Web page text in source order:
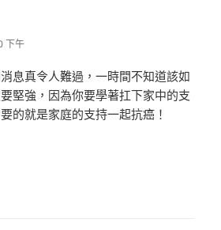
下午
息真令人難過，一時間不知道該如
堅強，因為你要學著扛下家中的支
的就是家庭的支持一起抗癌！